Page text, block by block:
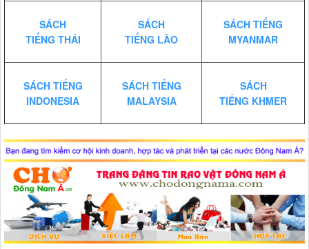
SÁCH
TIẾNG THÁI
SÁCH
TIẾNG LÀO
SÁCH TIẾNG
MYANMAR
SÁCH TIẾNG
INDONESIA
SÁCH TIẾNG
MALAYSIA
SÁCH
TIẾNG KHMER